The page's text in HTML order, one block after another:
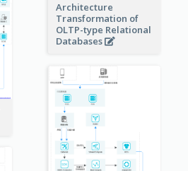
Architecture
Transformation of
OLTP-type Relational
Databases